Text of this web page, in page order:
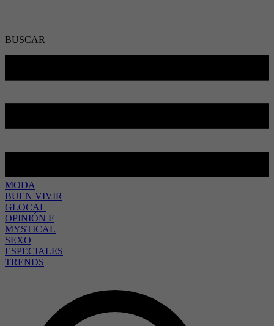
BUSCAR
MODA
BUEN VIVIR
GLOCAL
OPINIÓN F
MYSTICAL
SEXO
ESPECIALES
TRENDS